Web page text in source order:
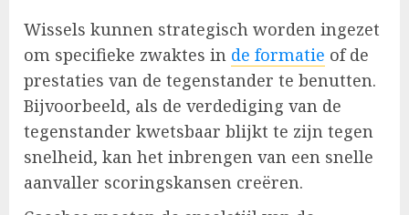
Wissels kunnen strategisch worden ingezet
om specifieke zwaktes in de formatie of de
prestaties van de tegenstander te benutten.
Bijvoorbeeld, als de verdediging van de
tegenstander kwetsbaar blijkt te zijn tegen
snelheid, kan het inbrengen van een snelle
aanvaller scoringskansen creëren.